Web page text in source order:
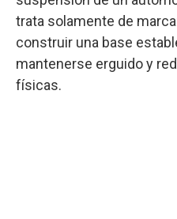
trata solamente de
construir una base
mantenerse erguido y
físicas.